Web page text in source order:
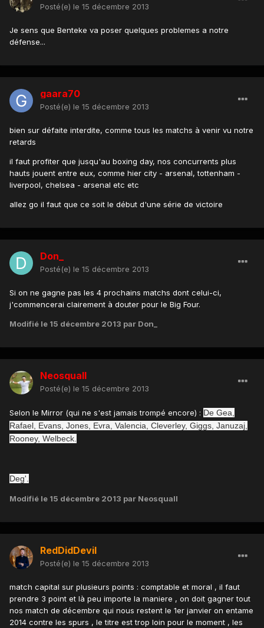
Posté(e) le 15 décembre 2013
Je sens que Benteke va poser quelques problemes a notre
défense...
gaara70
Posté(e) le 15 décembre 2013
bien sur défaite interdite, comme tous les matchs à venir vu notre
retards
il faut profiter que jusqu'au boxing day, nos concurrents plus
hauts jouent entre eux, comme hier city - arsenal, tottenham -
liverpool, chelsea - arsenal etc etc
allez go il faut que ce soit le début d'une série de victoire
Don_
Posté(e) le 15 décembre 2013
Si on ne gagne pas les 4 prochains matchs dont celui-ci,
j'commencerai clairement à douter pour le Big Four.
Modifié le 15 décembre 2013 par Don_
Neosquall
Posté(e) le 15 décembre 2013
Selon le Mirror (qui ne s'est jamais trompé encore) : De Gea,
Rafael, Evans, Jones, Evra, Valencia, Cleverley, Giggs, Januzaj,
Rooney, Welbeck.
Deg'.
Modifié le 15 décembre 2013 par Neosquall
RedDidDevil
Posté(e) le 15 décembre 2013
match capital sur plusieurs points : comptable et moral , il faut
prendre 3 point et là peu importe la maniere , on doit gagner tout
nos match de décembre qui nous restent le 1er janvier on entame
2014 contre les spurs , le titre est trop loin pour le moment , les